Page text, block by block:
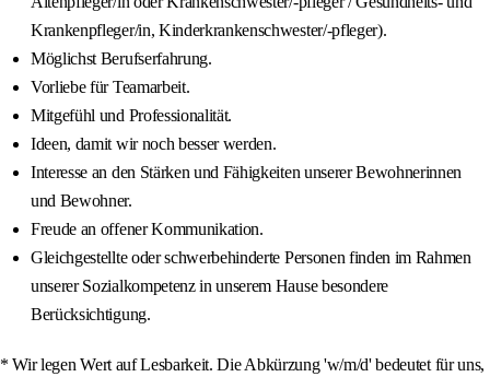
Krankenpfleger/in, Kinderkrankenschwester/-pfleger).
Möglichst Berufserfahrung.
Vorliebe für Teamarbeit.
Mitgefühl und Professionalität.
Ideen, damit wir noch besser werden.
Interesse an den Stärken und Fähigkeiten unserer Bewohnerinnen
und Bewohner.
Freude an offener Kommunikation.
Gleichgestellte oder schwerbehinderte Personen finden im Rahmen
unserer Sozialkompetenz in unserem Hause besondere
Berücksichtigung.
* Wir legen Wert auf Lesbarkeit. Die Abkürzung 'w/m/d' bedeutet für uns,